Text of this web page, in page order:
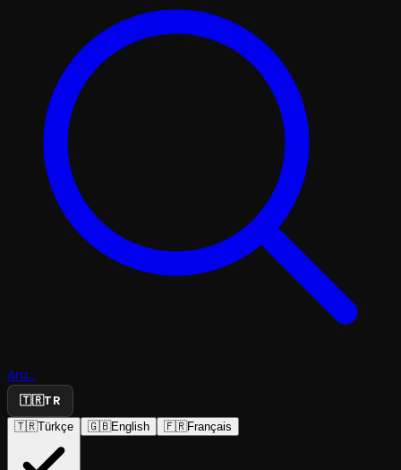
Ara...
🇹🇷TR
🇹🇷Türkçe 🇬🇧English 🇫🇷Français